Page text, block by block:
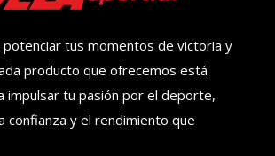
potenciar tus momentos de victoria y
producto que ofrecemos está
impulsar tu pasión por el deporte,
confianza y el rendimiento que